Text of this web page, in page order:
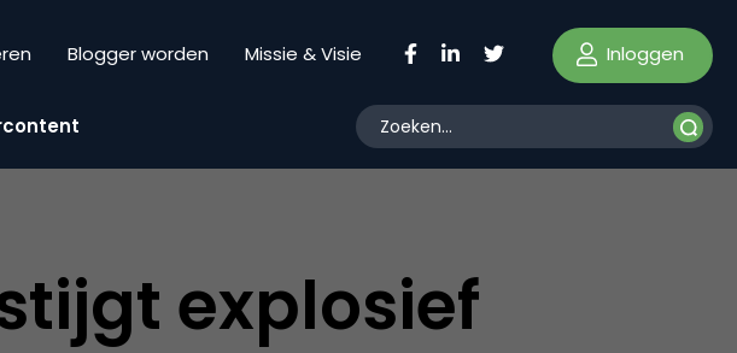
Blogger worden Missie & Visie Inloggen
explosief